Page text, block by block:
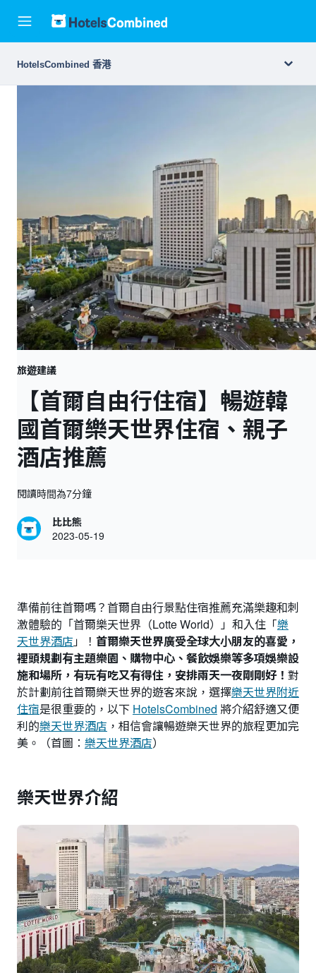
HotelsCombined 香港
旅遊建議
【首爾自由行住宿】暢遊韓
國首爾樂天世界住宿、親子
酒店推薦
閱讀時間為7分鐘
比比熊
2023-05-19
準備前往首爾嗎？首爾自由行景點住宿推薦充滿樂趣和刺
激體驗的「首爾樂天世界（Lotte World）」和入住「樂
天世界酒店」！ 首爾樂天世界廣受全球大小朋友的喜愛，
裡頭規劃有主題樂園、購物中心、餐飲娛樂等多項娛樂設
施和場所，有玩有吃又有得住，安排兩天一夜剛剛好！ 對
於計劃前往首爾樂天世界的遊客來說，選擇樂天世界附近
住宿是很重要的，以下 HotelsCombined 將介紹舒適又便
利的樂天世界酒店 ，相信會讓暢遊樂天世界的旅程更加完
美。（首圖： 樂天世界酒店）
樂天世界介紹